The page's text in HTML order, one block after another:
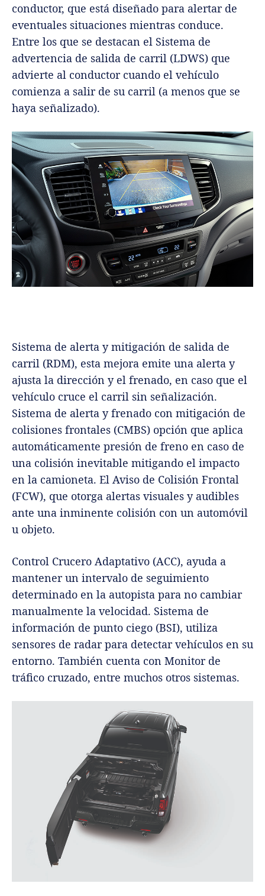
conductor, que está diseñado para alertar de
eventuales situaciones mientras conduce.
Entre los que se destacan el Sistema de
advertencia de salida de carril (LDWS) que
advierte al conductor cuando el vehículo
comienza a salir de su carril (a menos que se
haya señalizado).
Sistema de alerta y mitigación de salida de
carril (RDM), esta mejora emite una alerta y
ajusta la dirección y el frenado, en caso que el
vehículo cruce el carril sin señalización.
Sistema de alerta y frenado con mitigación de
colisiones frontales (CMBS) opción que aplica
automáticamente presión de freno en caso de
una colisión inevitable mitigando el impacto
en la camioneta. El Aviso de Colisión Frontal
(FCW), que otorga alertas visuales y audibles
ante una inminente colisión con un automóvil
u objeto.
Control Crucero Adaptativo (ACC), ayuda a
mantener un intervalo de seguimiento
determinado en la autopista para no cambiar
manualmente la velocidad. Sistema de
información de punto ciego (BSI), utiliza
sensores de radar para detectar vehículos en su
entorno. También cuenta con Monitor de
tráfico cruzado, entre muchos otros sistemas.